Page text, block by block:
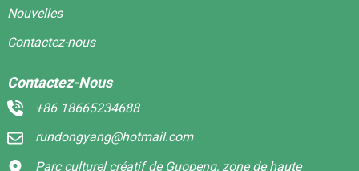
Nouvelles
Contactez-nous
Contactez-Nous
+86 18665234688
rundongyang@hotmail.com
Parc culturel créatif de Guopeng, zone de haute